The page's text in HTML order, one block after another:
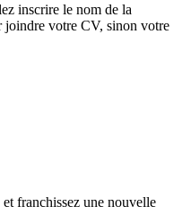
inscrire le nom de la
joindre votre CV, sinon votre
franchissez une nouvelle